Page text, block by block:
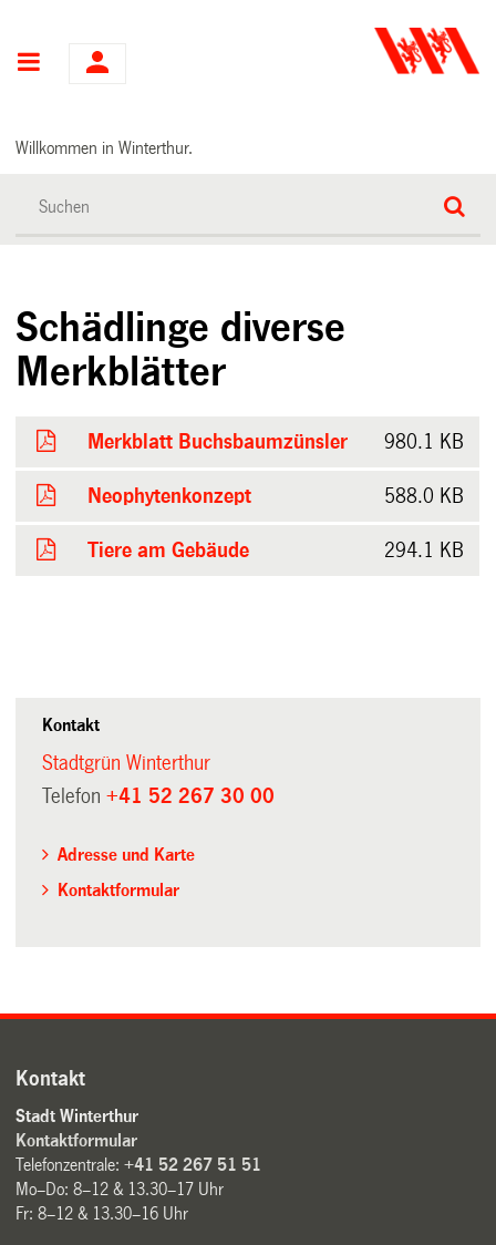
Hauptnavigation
Willkommen in Winterthur.
Schädlinge diverse
Merkblätter
Merkblatt Buchsbaumzünsler 980.1 KB
Neophytenkonzept 588.0 KB
Tiere am Gebäude 294.1 KB
Kontakt
Stadtgrün Winterthur
Telefon+41 52 267 30 00
Adresse und Karte
Kontaktformular
Kontakt
Stadt Winterthur
Kontaktformular
Telefonzentrale:+41 52 267 51 51
Mo–Do: 8–12 & 13.30–17 Uhr
Fr: 8–12 & 13.30–16 Uhr